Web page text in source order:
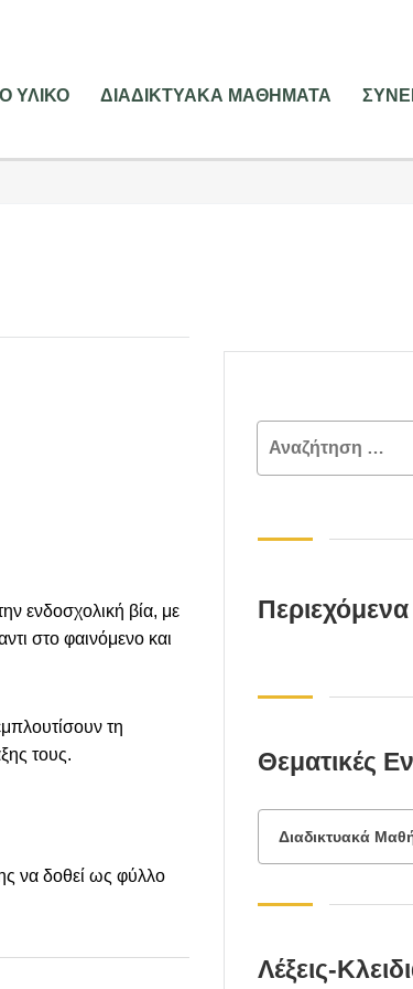
ΥΛΙΚΟ ΔΙΑΔΙΚΤΥΑΚΑ ΜΑΘΗΜΑΤΑ
ενδοσχολική βία, με
στο φαινόμενο και
τη
τους.
να δοθεί ως φύλλο
Περιεχόμενα
Θεματικές
Διαδικτυακά
Λέξεις-